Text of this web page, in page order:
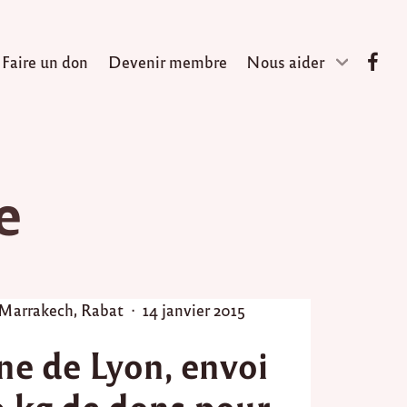
Faire un don Devenir membre Nous aider
Marrakech, Rabat
P
t
e
14 janvier 2015
de Lyon, envoi